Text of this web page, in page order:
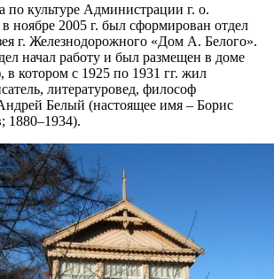
по культуре Администрации г. о.
ноябре 2005 г. был сформирован отдел
г. Железнодорожного «Дом А. Белого».
начал работу и был размещен в доме
в котором с 1925 по 1931 гг. жил
литературовед, философ
Белый (настоящее имя – Борис
1880–1934).